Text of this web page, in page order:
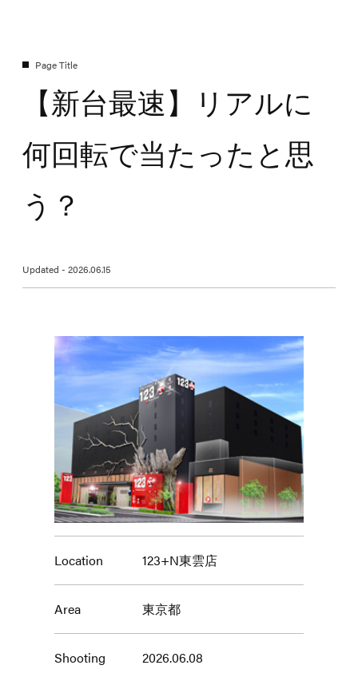
【新台最速】リアルに
何回転で当たったと思
う？
Updated - 2026.06.15
Location 123+N東雲店
Area 東京都
Shooting 2026.06.08